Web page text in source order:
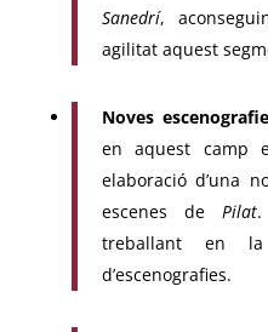
Sanedrí,
agilitat aquest
Noves
en aquest camp
elaboració d’una
escenes de Pilat.
treballant en
d’escenografies.